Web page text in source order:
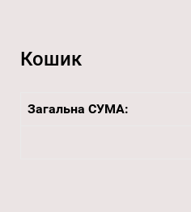
Кошик
Загальна СУМА: